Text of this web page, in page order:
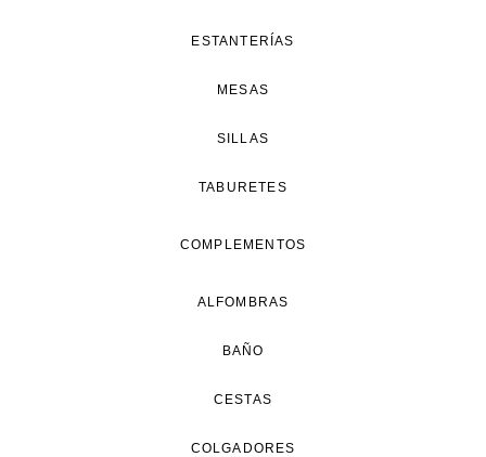
ESTANTERÍAS
MESAS
SILLAS
TABURETES
COMPLEMENTOS
ALFOMBRAS
BAÑO
CESTAS
COLGADORES